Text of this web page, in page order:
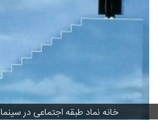
خانه نماد طبقه اجتماعی در سینما